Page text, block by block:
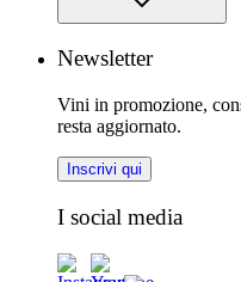
Newsletter
Vini in promozione,
resta aggiornato.
Inscrivi qui
I social media